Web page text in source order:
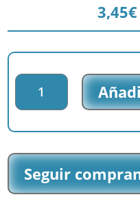
3,45€
Parche
impreso
Princesas
Disney
Cenicienta
(6896_04)
Seguir